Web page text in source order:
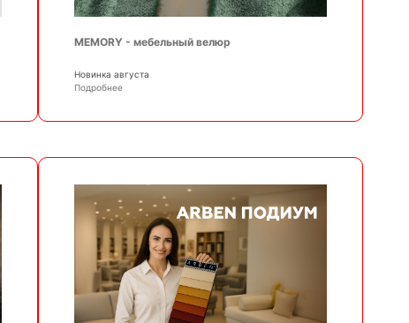
MEMORY - мебельный велюр
Новинка августа
Подробнее